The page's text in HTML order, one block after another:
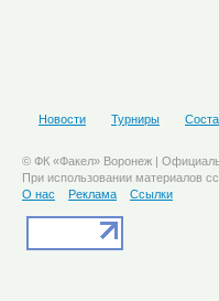
Новости Турниры
© ФК «Факел» Воронеж |
При использовании материалов
О нас
Реклама Ссылки